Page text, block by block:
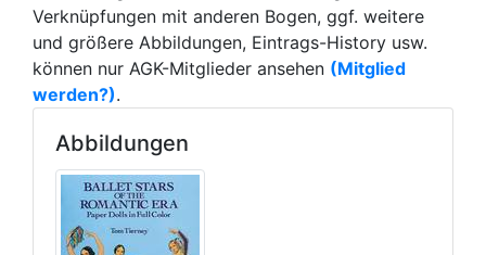
Verknüpfungen mit anderen Bogen, ggf. weitere
und größere Abbildungen, Eintrags-History usw.
können nur AGK-Mitglieder ansehen (Mitglied
werden?).
Abbildungen